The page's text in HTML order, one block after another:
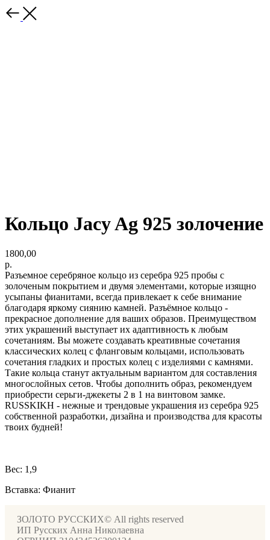
Кольцо Jacy Ag 925 золочение
1800,00
р.
Разъемное серебряное кольцо из серебра 925 пробы с
золоченым покрытием и двумя элементами, которые изящно
усыпаны фианитами, всегда привлекает к себе внимание
благодаря яркому сиянию камней. Разъёмное кольцо -
прекрасное дополнение для ваших образов. Преимуществом
этих украшений выступает их адаптивность к любым
сочетаниям. Вы можете создавать креативные сочетания
классических колец с фланговым кольцами, использовать
сочетания гладких и простых колец с изделиями с камнями.
Такие кольца станут актуальным вариантом для составления
многослойных сетов. Чтобы дополнить образ, рекомендуем
приобрести серьги-джекеты 2 в 1 на винтовом замке.
RUSSKIKH - нежные и трендовые украшения из серебра 925
собственной разработки, дизайна и производства для красоты
твоих будней!
Вес: 1,9
Вставка: Фианит
ЗОЛОТО РУССКИХ© All rights reserved
ИП Русских Анна Николаевна